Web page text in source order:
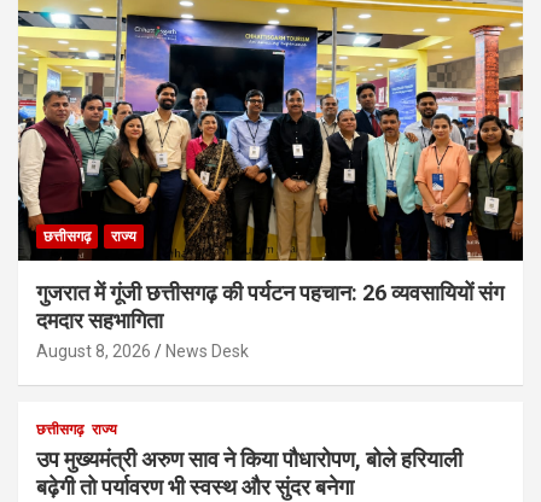
छत्तीसगढ़ राज्य
गुजरात में गूंजी छत्तीसगढ़ की पर्यटन पहचान: 26 व्यवसायियों संग
दमदार सहभागिता
August 8, 2026 News Desk
छत्तीसगढ़ राज्य
उप मुख्यमंत्री अरुण साव ने किया पौधारोपण, बोले हरियाली
बढ़ेगी तो पर्यावरण भी स्वस्थ और सुंदर बनेगा